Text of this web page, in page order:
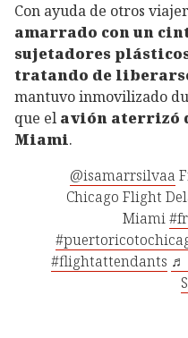
Con ayuda de otros
amarrado con un
sujetadores
tratando de
mantuvo inmovilizado
que el avión aterrizó
Miami.
@isamarrsilvaa
Chicago Flight
Miami
#flightattendants ♬